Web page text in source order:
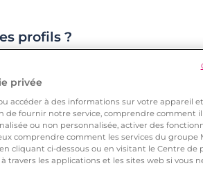
profils ?
vos critères restent inchangés,
inscrits et ceux qui ont rejoint
en utilisant différents critères
privée
accéder à des informations sur votre appareil
de fournir notre service, comprendre comment
ou non personnalisée, activer des
comprendre comment les services du groupe
cliquant ci-dessous ou en visitant le Centre de
les applications et les sites web si vous